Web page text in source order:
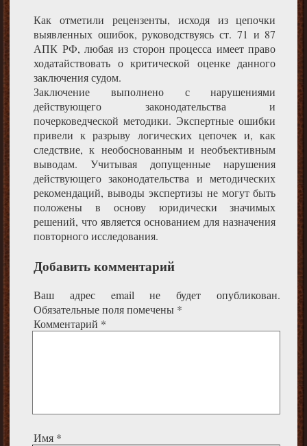
Как отметили рецензенты, исходя из цепочки
выявленных ошибок, руководствуясь ст. 71 и 87
АПК РФ, любая из сторон процесса имеет право
ходатайствовать о критической оценке данного
заключения судом.
Заключение выполнено с нарушениями
действующего законодательства и
почерковедческой методики. Экспертные ошибки
привели к разрыву логических цепочек и, как
следствие, к необоснованным и необъективным
выводам. Учитывая допущенные нарушения
действующего законодательства и методических
рекомендаций, выводы экспертизы не могут быть
положены в основу юридически значимых
решений, что является основанием для назначения
повторного исследования.
Добавить комментарий
Ваш адрес email не будет опубликован.
Обязательные поля помечены *
Комментарий *
Имя *